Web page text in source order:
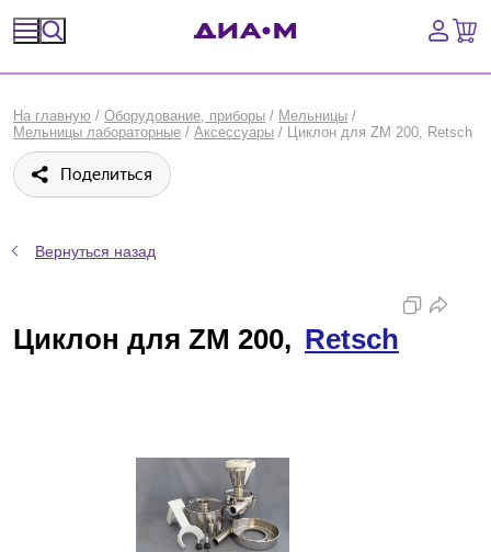
Оборудование, приборы
Расходные материалы, пластик, стекло
Химические реактивы, препараты, наборы
Библиотека
На главную / Оборудование, приборы / Мельницы /
Мельницы лабораторные / Аксессуары / Циклон для ZM 200, Retsch
Поделиться
Вернуться назад
Циклон для ZM 200, Retsch